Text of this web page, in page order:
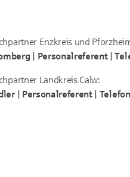
Enzkreis und
| Personalreferent |
Landkreis Calw:
| Personalreferent |